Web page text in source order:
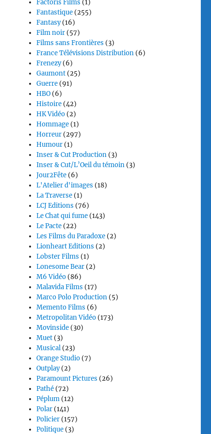
Factoris Films (1)
Fantastique (255)
Fantasy(16)
Film noir (57)
Films sans Frontières (3)
France Télévisions Distribution (6)
Frenezy(6)
Gaumont (25)
Guerre (91)
HBO (6)
Histoire (42)
HK Vidéo (2)
Hommage (1)
Horreur (297)
Humour (1)
Inser & Cut Production (3)
Inser & Cut/L’Oeil du témoin (3)
Jour2Fête (6)
L'Atelier d'images (18)
La Traverse (1)
LCJ Editions (76)
Le Chat qui fume (143)
Le Pacte (22)
Les Films du Paradoxe (2)
Lionheart Editions (2)
Lobster Films (1)
Lonesome Bear (2)
M6 Vidéo (86)
Malavida Films (17)
Marco Polo Production (5)
Memento Films (6)
Metropolitan Vidéo (173)
Movinside (30)
Muet (3)
Musical (23)
Orange Studio (7)
Outplay(2)
Paramount Pictures (26)
Pathé (72)
Péplum (12)
Polar (141)
Policier (157)
Politique (3)